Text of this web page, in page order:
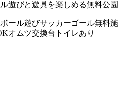
遊びと遊具を楽しめる無料公園
ボール遊びサッカーゴール無料施
オムツ交換台 トイレあり